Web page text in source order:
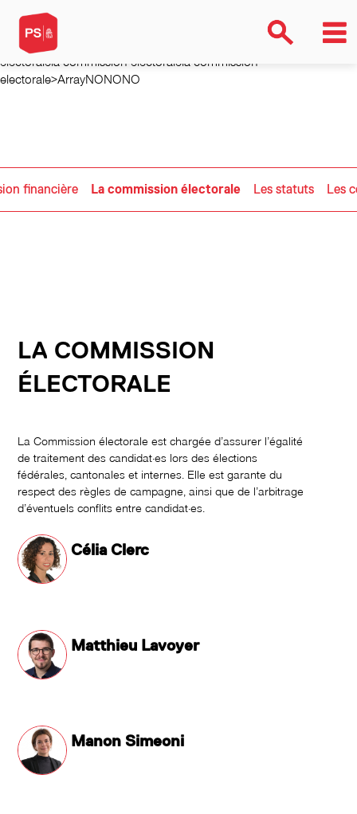
la-commission-electoralela-commission-electoralela-commission-
electoralela-commission-electoralela-commission-electoralela-
commission-electoralela-commission-electoralela-commission-
electoralela-commission-electoralela-commission-
electorale>ArrayNONONO
financière La commission électorale Les statuts Les
LA COMMISSION
ÉLECTORALE
La Commission électorale est chargée d’assurer l’égalité
de traitement des candidat·es lors des élections
fédérales, cantonales et internes. Elle est garante du
respect des règles de campagne, ainsi que de l’arbitrage
d’éventuels conflits entre candidat·es.
Célia Clerc
Matthieu Lavoyer
Manon Simeoni